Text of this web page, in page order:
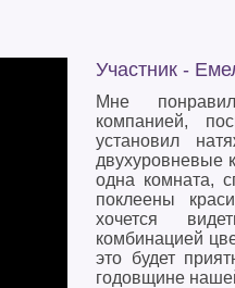
Участник -
Мне
компанией,
установил
двухуровневые
одна комната,
поклеены
хочется
комбинацией
это будет
годовщине